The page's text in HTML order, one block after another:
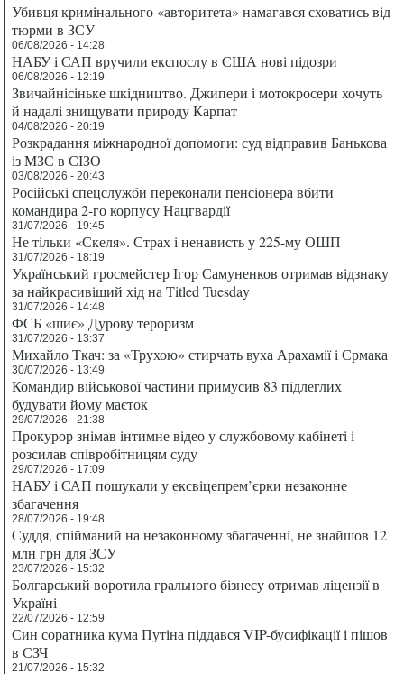
Убивця кримінального «авторитета» намагався сховатись від
тюрми в ЗСУ
06/08/2026 - 14:28
НАБУ і САП вручили експослу в США нові підозри
06/08/2026 - 12:19
Звичайнісіньке шкідництво. Джипери і мотокросери хочуть
й надалі знищувати природу Карпат
04/08/2026 - 20:19
Розкрадання міжнародної допомоги: суд відправив Банькова
із МЗС в СІЗО
03/08/2026 - 20:43
Російські спецслужби переконали пенсіонера вбити
командира 2-го корпусу Нацгвардії
31/07/2026 - 19:45
Не тільки «Скеля». Страх і ненависть у 225-му ОШП
31/07/2026 - 18:19
Український гросмейстер Ігор Самуненков отримав відзнаку
за найкрасивіший хід на Titled Tuesday
31/07/2026 - 14:48
ФСБ «шиє» Дурову тероризм
31/07/2026 - 13:37
Михайло Ткач: за «Трухою» стирчать вуха Арахамії і Єрмака
30/07/2026 - 13:49
Командир військової частини примусив 83 підлеглих
будувати йому маєток
29/07/2026 - 21:38
Прокурор знімав інтимне відео у службовому кабінеті і
розсилав співробітницям суду
29/07/2026 - 17:09
НАБУ і САП пошукали у ексвіцепрем’єрки незаконне
збагачення
28/07/2026 - 19:48
Суддя, спійманий на незаконному збагаченні, не знайшов 12
млн грн для ЗСУ
23/07/2026 - 15:32
Болгарський воротила грального бізнесу отримав ліцензії в
Україні
22/07/2026 - 12:59
Син соратника кума Путіна піддався VIP-бусифікації і пішов
в СЗЧ
21/07/2026 - 15:32